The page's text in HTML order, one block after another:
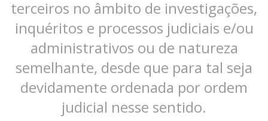
terceiros no âmbito de investigações,
inquéritos e processos judiciais e/ou
administrativos ou de natureza
semelhante, desde que para tal seja
devidamente ordenada por ordem
judicial nesse sentido.